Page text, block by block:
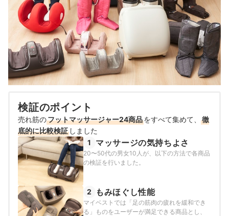
検証のポイント
売れ筋のフットマッサージャー24商品をすべて集めて、
徹
底的に比較検証 しました
1
マッサージの気持ちよさ
20〜50代の男女10人が、以下の方法で各商品
の検証を行いました。
2 もみほぐし性能
マイベストでは「足の筋肉の疲れを緩和でき
る」ものをユーザーが満足できる商品とし、